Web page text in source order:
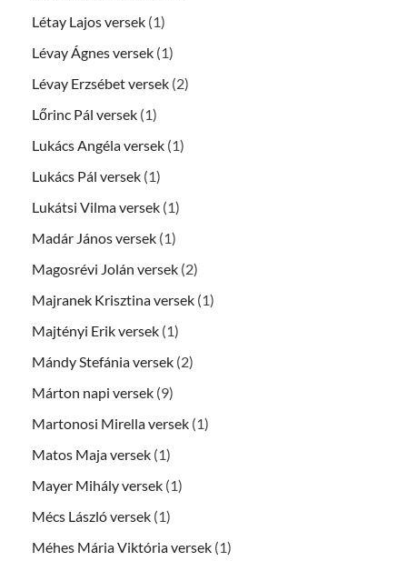
Létay Lajos versek (1)
Lévay Ágnes versek (1)
Lévay Erzsébet versek (2)
Lőrinc Pál versek (1)
Lukács Angéla versek (1)
Lukács Pál versek (1)
Lukátsi Vilma versek (1)
Madár János versek (1)
Magosrévi Jolán versek (2)
Majranek Krisztina versek (1)
Majtényi Erik versek (1)
Mándy Stefánia versek (2)
Márton napi versek (9)
Martonosi Mirella versek (1)
Matos Maja versek (1)
Mayer Mihály versek (1)
Mécs László versek (1)
Méhes Mária Viktória versek (1)